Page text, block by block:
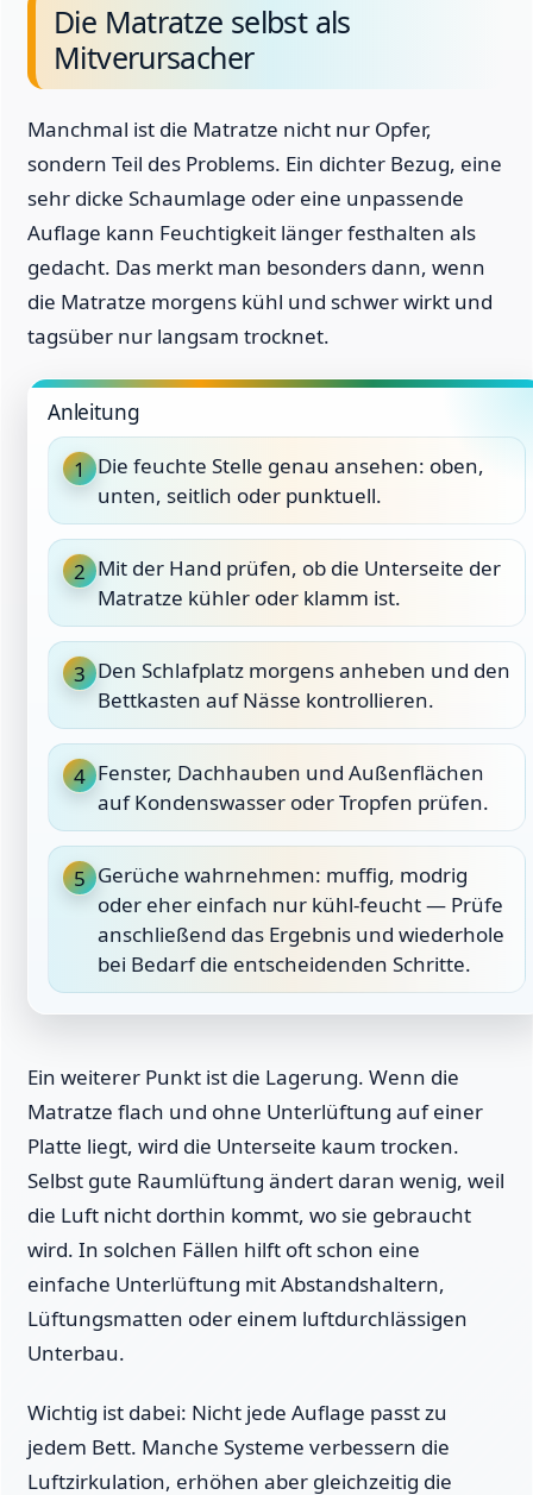
Die Matratze selbst als
Mitverursacher
Manchmal ist die Matratze nicht nur Opfer,
sondern Teil des Problems. Ein dichter Bezug, eine
sehr dicke Schaumlage oder eine unpassende
Auflage kann Feuchtigkeit länger festhalten als
gedacht. Das merkt man besonders dann, wenn
die Matratze morgens kühl und schwer wirkt und
tagsüber nur langsam trocknet.
Anleitung
1 Die feuchte Stelle genau ansehen: oben,
unten, seitlich oder punktuell.
2 Mit der Hand prüfen, ob die Unterseite der
Matratze kühler oder klamm ist.
3 Den Schlafplatz morgens anheben und den
Bettkasten auf Nässe kontrollieren.
4 Fenster, Dachhauben und Außenflächen
auf Kondenswasser oder Tropfen prüfen.
5 Gerüche wahrnehmen: muffig, modrig
oder eher einfach nur kühl-feucht — Prüfe
anschließend das Ergebnis und wiederhole
bei Bedarf die entscheidenden Schritte.
Ein weiterer Punkt ist die Lagerung. Wenn die
Matratze flach und ohne Unterlüftung auf einer
Platte liegt, wird die Unterseite kaum trocken.
Selbst gute Raumlüftung ändert daran wenig, weil
die Luft nicht dorthin kommt, wo sie gebraucht
wird. In solchen Fällen hilft oft schon eine
einfache Unterlüftung mit Abstandshaltern,
Lüftungsmatten oder einem luftdurchlässigen
Unterbau.
Wichtig ist dabei: Nicht jede Auflage passt zu
jedem Bett. Manche Systeme verbessern die
Luftzirkulation, erhöhen aber gleichzeitig die